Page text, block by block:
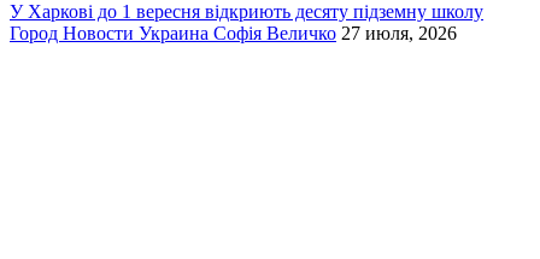
У Харкові до 1 вересня відкриють десяту підземну школу
Город Новости Украина Софія Величко 27 июля, 2026